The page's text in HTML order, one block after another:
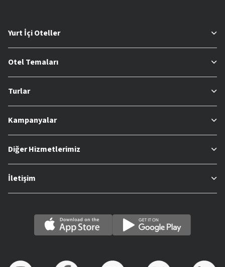
Yurt İçi Oteller
Otel Temaları
Turlar
Kampanyalar
Diğer Hizmetlerimiz
İletişim